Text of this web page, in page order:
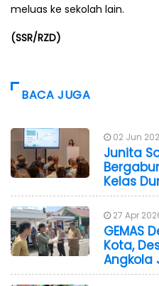
meluas ke sekolah lain.
(SSR/RZD)
BACA JUGA
02 Jun
Junita
Kelas
27 Apr
GEMAS
Kota,
Angkola